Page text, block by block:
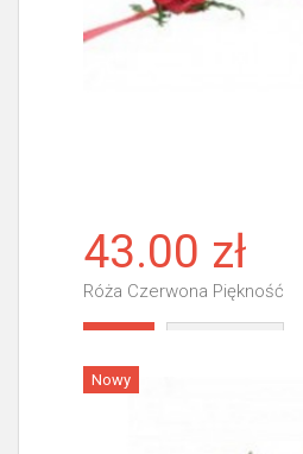
43.00 zł
Róża Czerwona Piękność
Nowy